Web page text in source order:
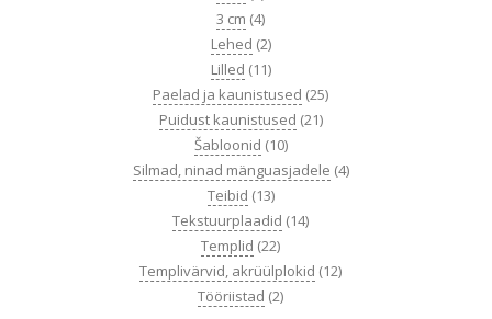
3 cm (4)
Lehed (2)
Lilled (11)
Paelad ja kaunistused (25)
Puidust kaunistused (21)
Šabloonid (10)
Silmad, ninad mänguasjadele (4)
Teibid (13)
Tekstuurplaadid (14)
Templid (22)
Templivärvid, akrüülplokid (12)
Tööriistad (2)